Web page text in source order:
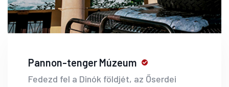
Pannon-tenger Múzeum
Fedezd fel a Dinók földjét, az Őserdei